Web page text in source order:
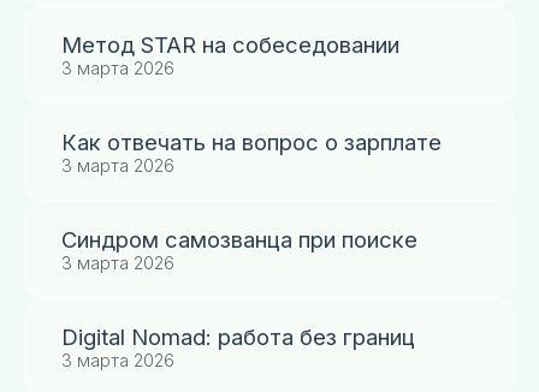
Метод STAR на собеседовании
3 марта 2026
Как отвечать на вопрос о зарплате
3 марта 2026
Синдром самозванца при поиске
3 марта 2026
Digital Nomad: работа без границ
3 марта 2026